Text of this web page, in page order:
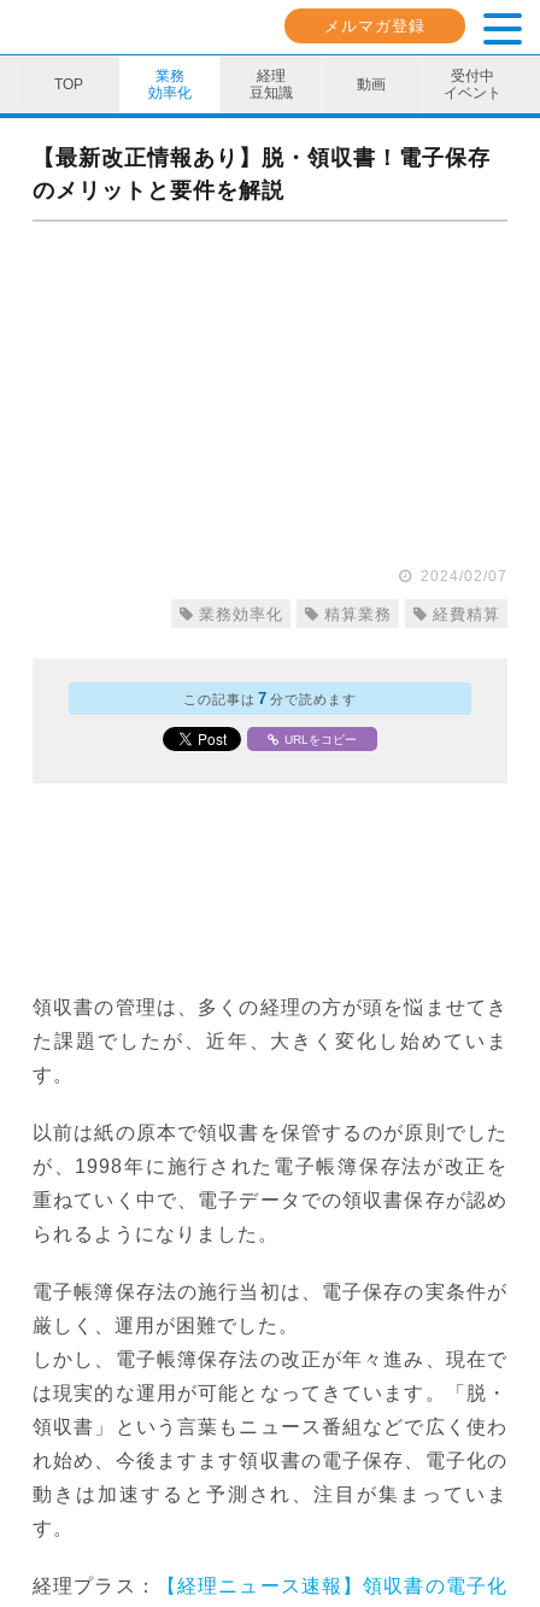
メルマガ登録
業務
効率化
経理
豆知識
動画
受付中
イベント
業務効率化
経理豆知識
【最新改正情報あり】脱・領収書！電子保存
のメリットと要件を解説
2024/02/07
業務効率化 精算業務 経費精算
この記事は 7 分で読めます
URLをコピー
領収書の管理は、多くの経理の方が頭を悩ませてき
た課題でしたが、近年、大きく変化し始めていま
す。
以前は紙の原本で領収書を保管するのが原則でした
が、1998年に施行された電子帳簿保存法が改正を
重ねていく中で、電子データでの領収書保存が認め
られるようになりました。
電子帳簿保存法の施行当初は、電子保存の実条件が
厳しく、運用が困難でした。
しかし、電子帳簿保存法の改正が年々進み、現在で
は現実的な運用が可能となってきています。「脱・
領収書」という言葉もニュース番組などで広く使わ
れ始め、今後ますます領収書の電子保存、電子化の
動きは加速すると予測され、注目が集まっていま
す。
経理プラス：
【経理ニュース速報】領収書の電子化